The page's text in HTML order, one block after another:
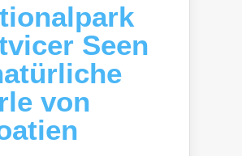
Seen
von